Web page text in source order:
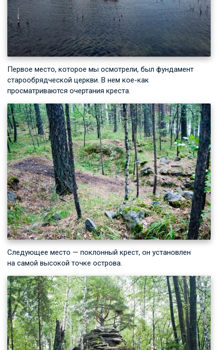
Первое место, которое мы осмотрели, был фундамент
старообрядческой церкви. В нем кое-как
просматриваются очертания креста.
Следующее место — поклонный крест, он установлен
на самой высокой точке острова.